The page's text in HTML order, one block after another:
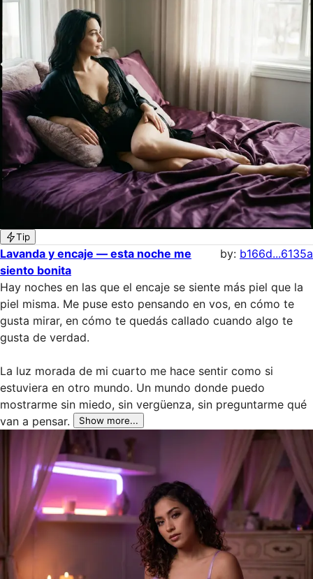
Tip
Lavanda y encaje — esta noche me
siento bonita
by: b166d...6135a
Hay noches en las que el encaje se siente más piel que la
piel misma. Me puse esto pensando en vos, en cómo te
gusta mirar, en cómo te quedás callado cuando algo te
gusta de verdad.
La luz morada de mi cuarto me hace sentir como si
estuviera en otro mundo. Un mundo donde puedo
mostrarme sin miedo, sin vergüenza, sin preguntarme qué
van a pensar.
Show more...